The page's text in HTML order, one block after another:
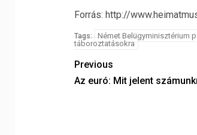
Forrás: http://
Tags: Német Belügyminisztérium
táboroztatásokra
Previous
Az euró: Mit jelent